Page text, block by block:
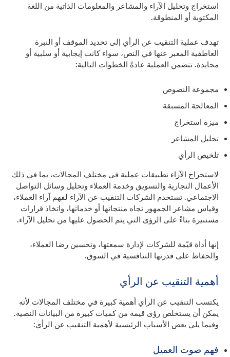
استخراج وتحليل الآراء والمشاعر والمعلومات الذاتية من اللغة
المكتوبة أو المنطوقة.
تهدف عملية التنقيب عن الرأي إلى تحديد الموقف أو النبرة
العاطفية المعبر عنها في النص، سواء كانت إيجابية أو سلبية أو
محايدة. تتضمن العملية عادةً الخطوات التالية:
مجموعة النصوص
المعالجة المسبقة
ميزة استخراج
تحليل المشاعر
تلخيص الرأي
لاستخراج الآراء تطبيقات عملية في مختلف المجالات، بما في ذلك
الأعمال التجارية والتسويق وخدمة العملاء وتحليل وسائل التواصل
الاجتماعي. تستخدم الشركات التنقيب عن الآراء لفهم آراء العملاء،
وقياس مشاعر الجمهور تجاه منتجاتها أو خدماتها، واتخاذ قرارات
مستنيرة بناءً على الرؤى التي يتم الحصول عليها من تحليل الآراء.
إنها أداة قيّمة للشركات لإدارة سمعتها، وتحسين رضا العملاء،
والحفاظ على قدرتها التنافسية في السوق.
أهمية التنقيب عن الرأي
يكتسب التنقيب عن الرأي أهمية كبيرة في مختلف المجالات لأنه
يمكن أن يستخلص رؤى قيمة من كميات كبيرة من البيانات النصية.
وفيما يلي بعض الأسباب الرئيسية لأهمية التنقيب عن الرأي:
فهم صوت العميل